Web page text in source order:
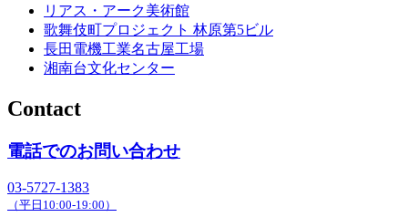
リアス・アーク美術館
歌舞伎町プロジェクト 林原第5ビル
長田電機工業名古屋工場
湘南台文化センター
Contact
電話でのお問い合わせ
03-5727-1383
（平日10:00-19:00）